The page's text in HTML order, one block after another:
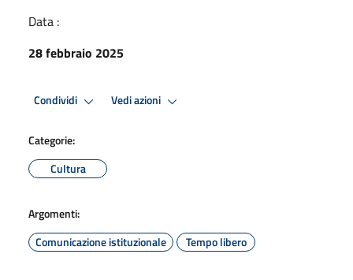
Data :
28 febbraio 2025
Condividi Vedi azioni
Categorie:
Cultura
Argomenti:
Comunicazione istituzionale
Tempo libero